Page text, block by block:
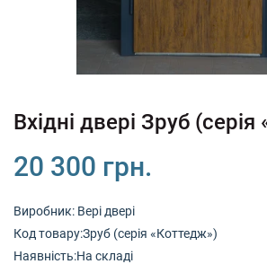
Вхідні двері Зруб
20 300 грн.
Виробник: Вері двері
Код товару:Зруб (серія «Коттедж»)
Наявність:На складі